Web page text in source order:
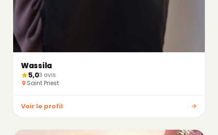
Wassila
5,03 avis
Saint Priest
Voir le profil